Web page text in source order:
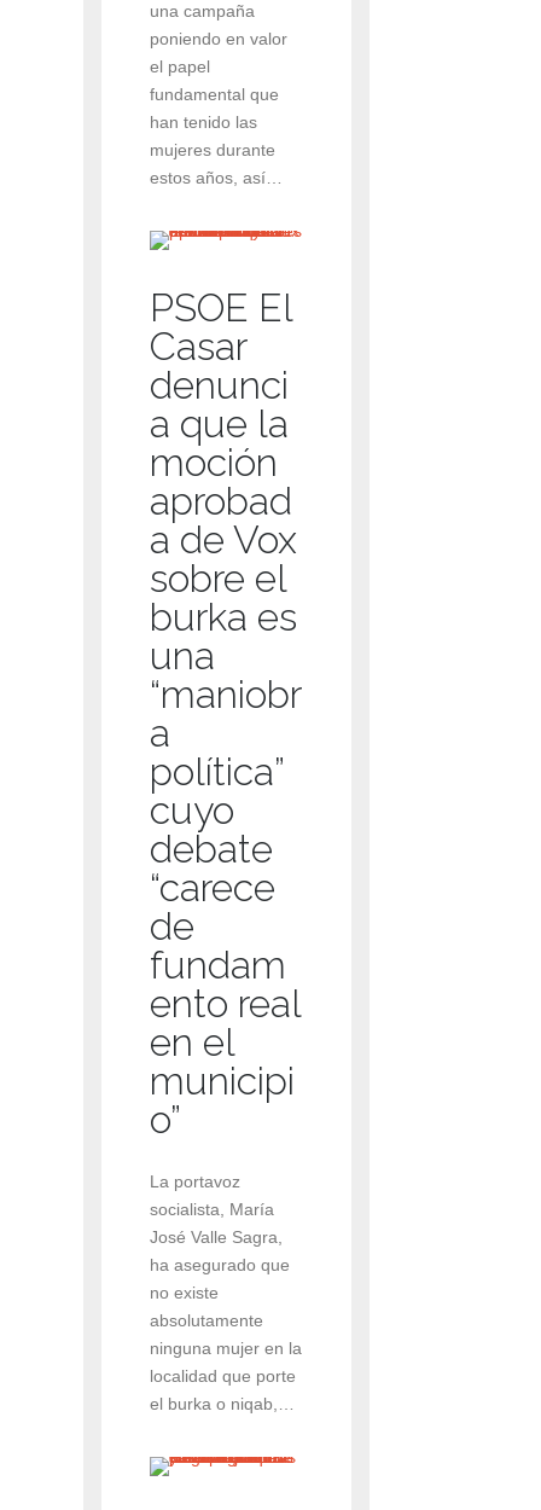
una campaña
poniendo en valor
el papel
fundamental que
han tenido las
mujeres durante
estos años, así…
PSOE El
Casar
denunci
a que la
moción
aprobad
a de Vox
sobre el
burka es
una
“maniobr
a
política”
cuyo
debate
“carece
de
fundam
ento real
en el
municipi
o”
La portavoz
socialista, María
José Valle Sagra,
ha asegurado que
no existe
absolutamente
ninguna mujer en la
localidad que porte
el burka o niqab,…